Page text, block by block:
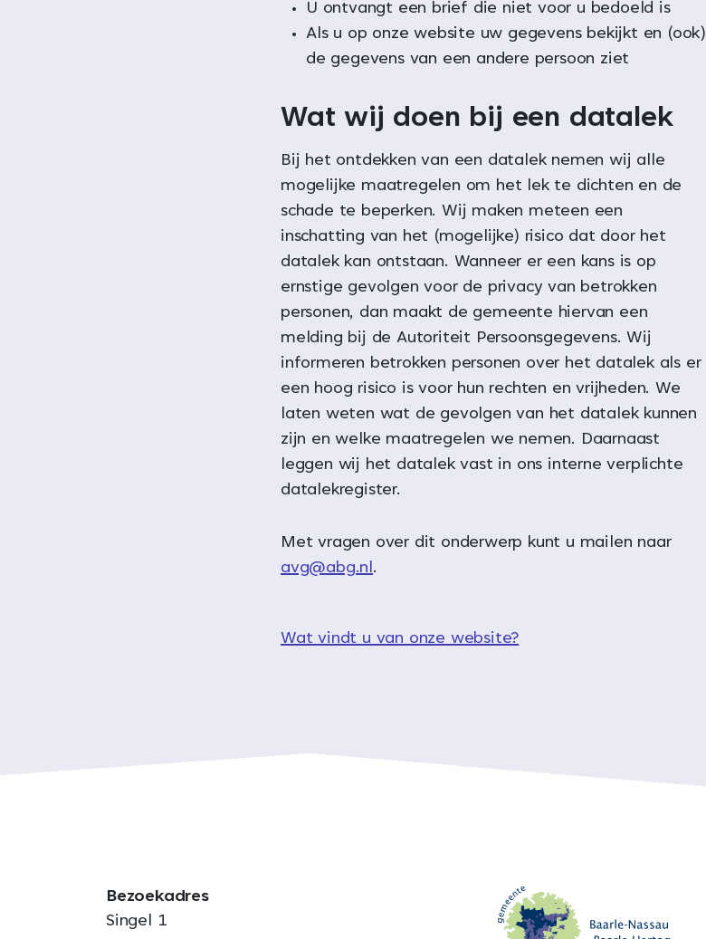
U ontvangt een brief die niet voor u bedoeld is
Als u op onze website uw gegevens bekijkt en (ook)
de gegevens van een andere persoon ziet
Wat wij doen bij een datalek
Bij het ontdekken van een datalek nemen wij alle
mogelijke maatregelen om het lek te dichten en de
schade te beperken. Wij maken meteen een
inschatting van het (mogelijke) risico dat door het
datalek kan ontstaan. Wanneer er een kans is op
ernstige gevolgen voor de privacy van betrokken
personen, dan maakt de gemeente hiervan een
melding bij de Autoriteit Persoonsgegevens. Wij
informeren betrokken personen over het datalek als er
een hoog risico is voor hun rechten en vrijheden. We
laten weten wat de gevolgen van het datalek kunnen
zijn en welke maatregelen we nemen. Daarnaast
leggen wij het datalek vast in ons interne verplichte
datalekregister.
Met vragen over dit onderwerp kunt u mailen naar
avg@abg.nl.
Wat vindt u van onze website?
Bezoekadres
Singel 1